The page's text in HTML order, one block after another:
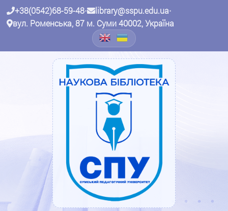
+38(0542)68-59-48• library@sspu.edu.ua•
вул. Роменська, 87 м. Суми 40002, Україна